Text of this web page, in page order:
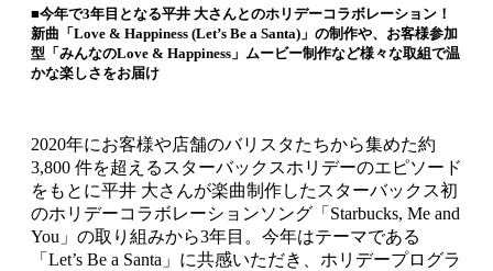
■今年で3年目となる平井 大さんとのホリデーコラボレーション！
新曲「Love & Happiness (Let’s Be a Santa)」の制作や、お客様参加
型「みんなのLove & Happiness」ムービー制作など様々な取組で温
かな楽しさをお届け
2020年にお客様や店舗のバリスタたちから集めた約
3,800 件を超えるスターバックスホリデーのエピソード
をもとに平井 大さんが楽曲制作したスターバックス初
のホリデーコラボレーションソング「Starbucks, Me and
You」の取り組みから3年目。今年はテーマである
「Let’s Be a Santa」に共感いただき、ホリデープログラ